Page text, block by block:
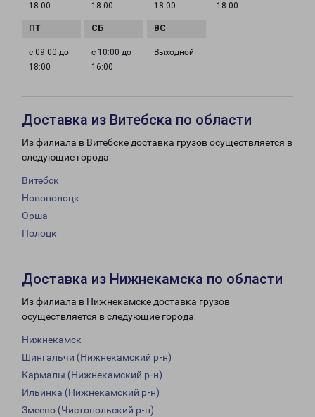
18:00 18:00 18:00 18:00
с 09:00 до
18:00
с 10:00 до
16:00
Выходной
Доставка из Витебска по области
Из филиала в Витебске доставка грузов осуществляется в
следующие города:
Витебск
Новополоцк
Орша
Полоцк
Доставка из Нижнекамска по области
Из филиала в Нижнекамске доставка грузов
осуществляется в следующие города:
Нижнекамск
Шингальчи (Нижнекамский р-н)
Кармалы (Нижнекамский р-н)
Ильинка (Нижнекамский р-н)
Змеево (Чистопольский р-н)